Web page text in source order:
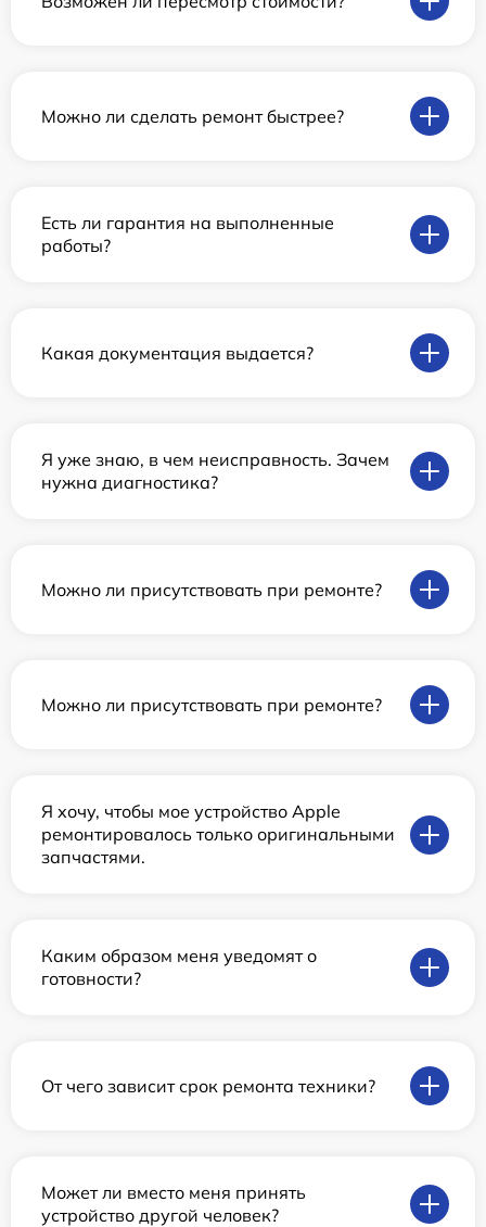
Можно ли сделать ремонт быстрее?
Есть ли гарантия на выполненные
работы?
Какая документация выдается?
Я уже знаю, в чем неисправность. Зачем
нужна диагностика?
Можно ли присутствовать при ремонте?
Можно ли присутствовать при ремонте?
Я хочу, чтобы мое устройство Apple
ремонтировалось только оригинальными
запчастями.
Каким образом меня уведомят о
готовности?
От чего зависит срок ремонта техники?
Может ли вместо меня принять
устройство другой человек?